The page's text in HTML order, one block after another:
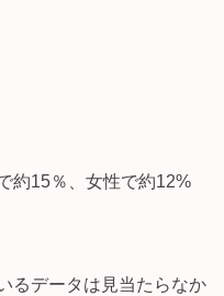
約15％、女性で約12%
るデータは見当たらなか